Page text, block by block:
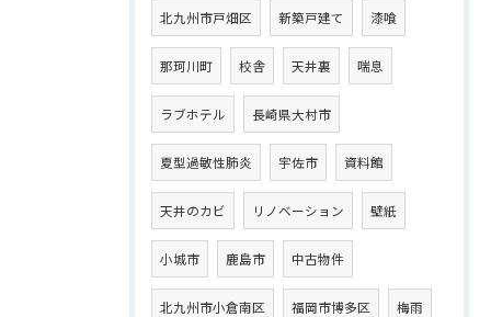
北九州市戸畑区 新築戸建て 漆喰
那珂川町 校舎 天井裏 喘息
ラブホテル 長崎県大村市
夏型過敏性肺炎 宇佐市 資料館
天井のカビ リノベーション 壁紙
小城市 鹿島市 中古物件
北九州市小倉南区 福岡市博多区 梅雨